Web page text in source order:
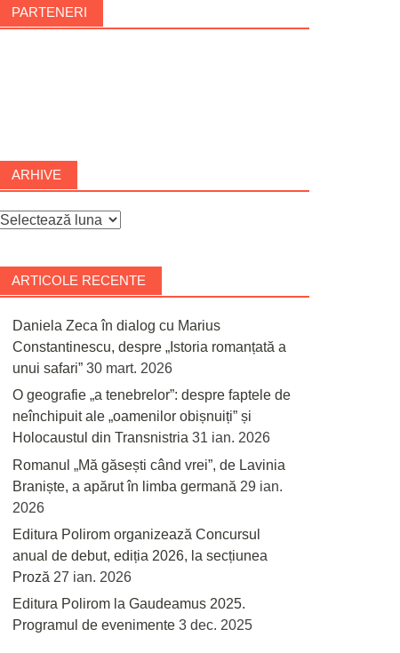
PARTENERI
ARHIVE
Arhive
ARTICOLE RECENTE
Daniela Zeca în dialog cu Marius
Constantinescu, despre „Istoria romanțată a
unui safari” 30 mart. 2026
O geografie „a tenebrelor”: despre faptele de
neînchipuit ale „oamenilor obișnuiți” și
Holocaustul din Transnistria 31 ian. 2026
Romanul „Mă găsești când vrei”, de Lavinia
Braniște, a apărut în limba germană 29 ian.
2026
Editura Polirom organizează Concursul
anual de debut, ediția 2026, la secțiunea
Proză 27 ian. 2026
Editura Polirom la Gaudeamus 2025.
Programul de evenimente 3 dec. 2025